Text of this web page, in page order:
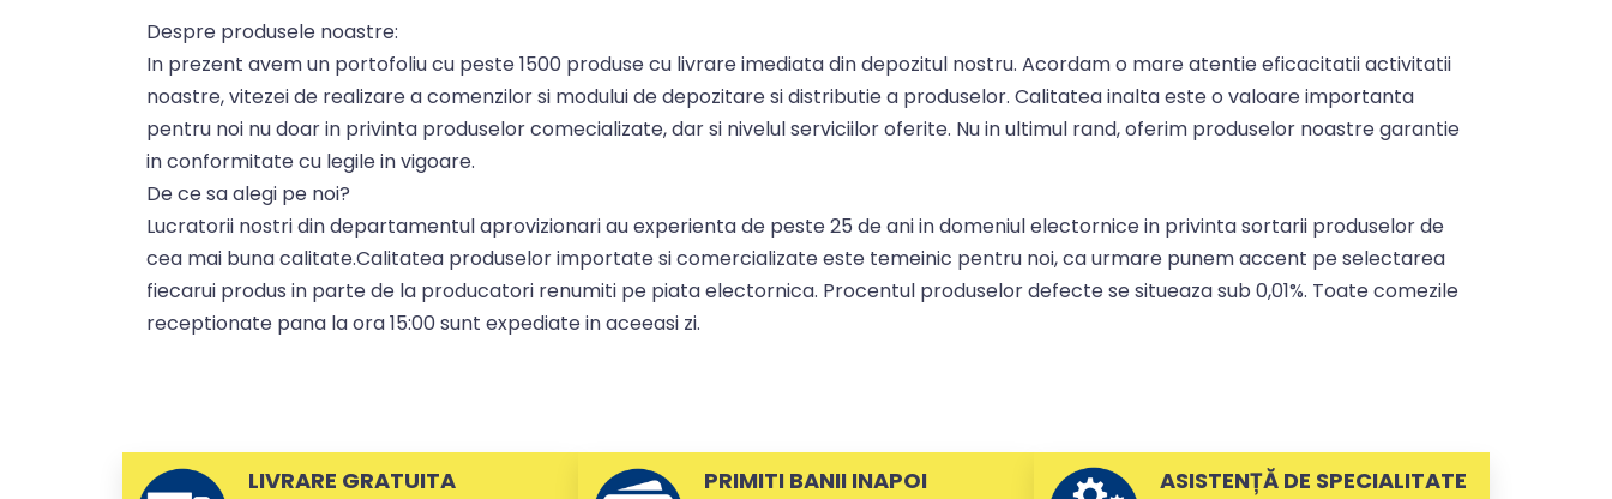
Despre produsele noastre:
In prezent avem un portofoliu cu peste 1500 produse cu livrare imediata din depozitul nostru. Acordam o mare atentie eficacitatii activitatii
noastre, vitezei de realizare a comenzilor si modului de depozitare si distributie a produselor. Calitatea inalta este o valoare importanta
pentru noi nu doar in privinta produselor comecializate, dar si nivelul serviciilor oferite. Nu in ultimul rand, oferim produselor noastre garantie
in conformitate cu legile in vigoare.
De ce sa alegi pe noi?
Lucratorii nostri din departamentul aprovizionari au experienta de peste 25 de ani in domeniul electornice in privinta sortarii produselor de
cea mai buna calitate.Calitatea produselor importate si comercializate este temeinic pentru noi, ca urmare punem accent pe selectarea
fiecarui produs in parte de la producatori renumiti pe piata electornica. Procentul produselor defecte se situeaza sub 0,01%. Toate comezile
receptionate pana la ora 15:00 sunt expediate in aceeasi zi.
LIVRARE GRATUITA PRIMITI BANII INAPOI ASISTENȚĂ DE SPECIALITATE